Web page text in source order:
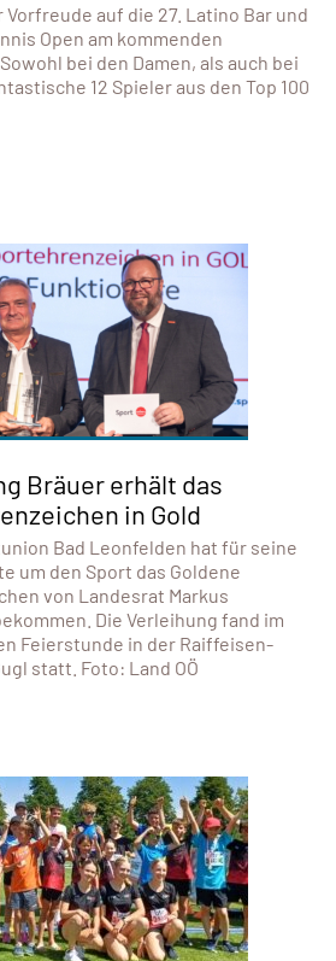
auf die 27. Latino Bar und
Open am kommenden
bei den Damen, als auch bei
12 Spieler aus den Top 100
Bräuer erhält das
in Gold
Bad Leonfelden hat für seine
um den Sport das Goldene
von Landesrat Markus
Die Verleihung fand im
Feierstunde in der Raiffeisen-
statt. Foto: Land OÖ